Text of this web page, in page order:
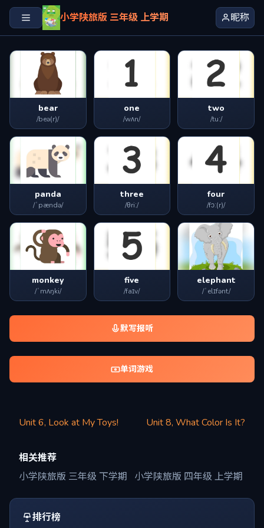
小学陕旅版 三年级 上学期 昵称
bear
/beə(r)/
one
/wʌn/
two
/tuː/
panda
/ˈpændə/
three
/θriː/
four
/fɔː(r)/
monkey
/ˈmʌŋki/
five
/faɪv/
elephant
/ˈelɪfənt/
默写报听
单词游戏
Unit 6, Look at My Toys! Unit 8, What Color Is It?
相关推荐
小学陕旅版 三年级 下学期
小学陕旅版 四年级 上学期
排行榜